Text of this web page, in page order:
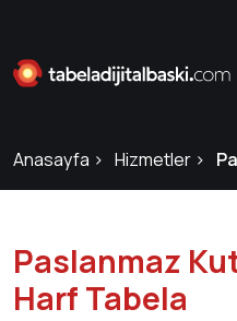
Anasayfa Hizmetler
Paslanmaz
Harf Tabela